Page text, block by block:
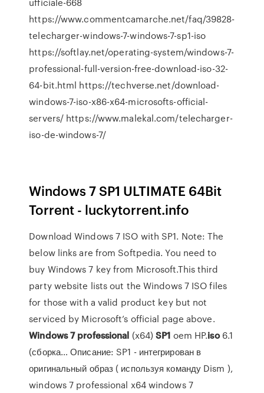
https://www.commentcamarche.net/faq/39828-
telecharger-windows-7-windows-7-sp1-iso
https://softlay.net/operating-system/windows-7-
professional-full-version-free-download-iso-32-
64-bit.html https://techverse.net/download-
windows-7-iso-x86-x64-microsofts-official-
servers/ https://www.malekal.com/telecharger-
iso-de-windows-7/
Windows 7 SP1 ULTIMATE 64Bit
Torrent - luckytorrent.info
Download Windows 7 ISO with SP1. Note: The
below links are from Softpedia. You need to
buy Windows 7 key from Microsoft.This third
party website lists out the Windows 7 ISO files
for those with a valid product key but not
serviced by Microsoft’s official page above.
Windows7 professional (x64)SP1 oem HP.iso6.1
(сборка… Описание: SP1 - интегрирован в
оригинальный образ ( используя команду Dism ),
windows 7 professional x64 windows 7